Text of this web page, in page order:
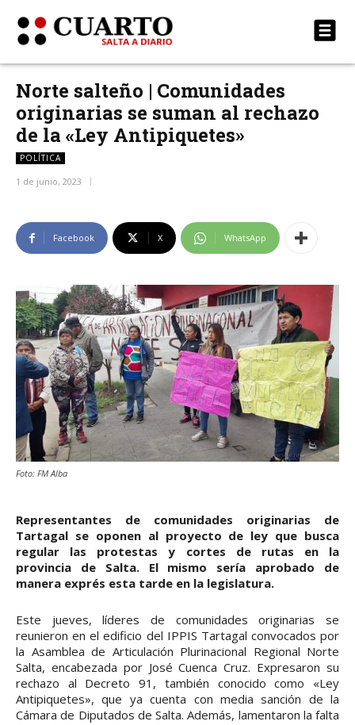
Norte salteño | Comunidades
originarias se suman al rechazo
de la «Ley Antipiquetes»
POLÍTICA
1 de junio, 2023
Facebook X WhatsApp
Foto: FM Alba
Representantes de comunidades originarias de
Tartagal se oponen al proyecto de ley que busca
regular las protestas y cortes de rutas en la
provincia de Salta. El mismo sería aprobado de
manera exprés esta tarde en la legislatura.
Este jueves, líderes de comunidades originarias se
reunieron en el edificio del IPPIS Tartagal convocados por
la Asamblea de Articulación Plurinacional Regional Norte
Salta, encabezada por José Cuenca Cruz. Expresaron su
rechazo al Decreto 91, también conocido como «Ley
Antipiquetes», que ya cuenta con media sanción de la
Cámara de Diputados de Salta. Además, lamentaron la falta